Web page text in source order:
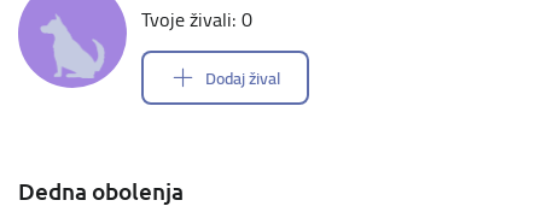
Tvoje živali: 0
Dodaj žival
Dedna obolenja